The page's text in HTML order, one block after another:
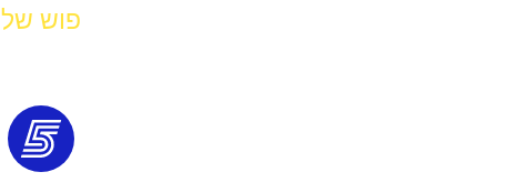
פוש של Sport 5: